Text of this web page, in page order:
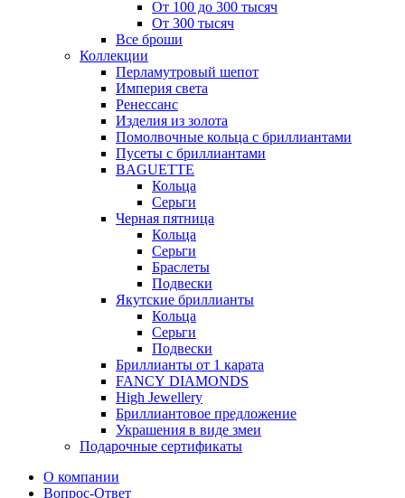
От 100 до 300 тысяч
От 300 тысяч
Все броши
Коллекции
Перламутровый шепот
Империя света
Ренессанс
Изделия из золота
Помолвочные кольца с бриллиантами
Пусеты с бриллиантами
BAGUETTE
Кольца
Серьги
Черная пятница
Кольца
Серьги
Браслеты
Подвески
Якутские бриллианты
Кольца
Серьги
Подвески
Бриллианты от 1 карата
FANCY DIAMONDS
High Jewellery
Бриллиантовое предложение
Украшения в виде змеи
Подарочные сертификаты
О компании
Вопрос-Ответ